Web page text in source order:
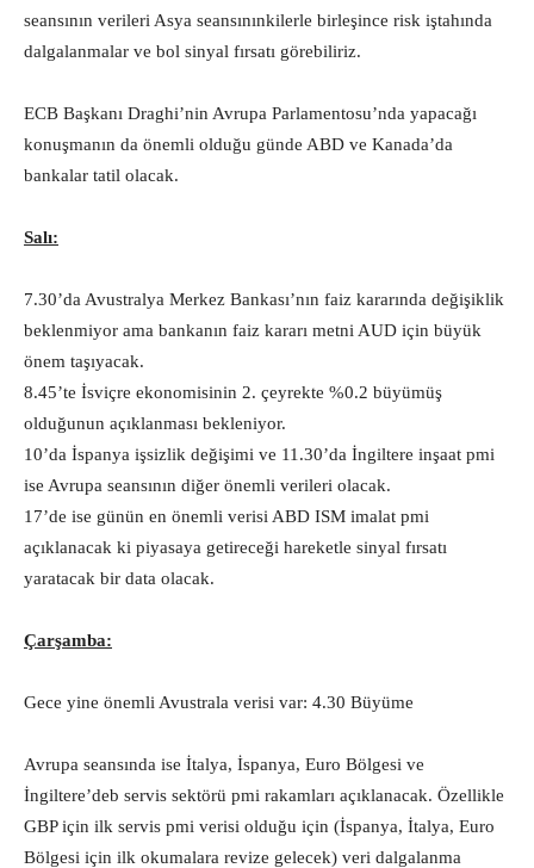
seansının verileri Asya seansınınkilerle birleşince risk iştahında
dalgalanmalar ve bol sinyal fırsatı görebiliriz.
ECB Başkanı Draghi’nin Avrupa Parlamentosu’nda yapacağı
konuşmanın da önemli olduğu günde ABD ve Kanada’da
bankalar tatil olacak.
Salı:
7.30’da Avustralya Merkez Bankası’nın faiz kararında değişiklik
beklenmiyor ama bankanın faiz kararı metni AUD için büyük
önem taşıyacak.
8.45’te İsviçre ekonomisinin 2. çeyrekte %0.2 büyümüş
olduğunun açıklanması bekleniyor.
10’da İspanya işsizlik değişimi ve 11.30’da İngiltere inşaat pmi
ise Avrupa seansının diğer önemli verileri olacak.
17’de ise günün en önemli verisi ABD ISM imalat pmi
açıklanacak ki piyasaya getireceği hareketle sinyal fırsatı
yaratacak bir data olacak.
Çarşamba:
Gece yine önemli Avustrala verisi var: 4.30 Büyüme
Avrupa seansında ise İtalya, İspanya, Euro Bölgesi ve
İngiltere’deb servis sektörü pmi rakamları açıklanacak. Özellikle
GBP için ilk servis pmi verisi olduğu için (İspanya, İtalya, Euro
Bölgesi için ilk okumalara revize gelecek) veri dalgalanma